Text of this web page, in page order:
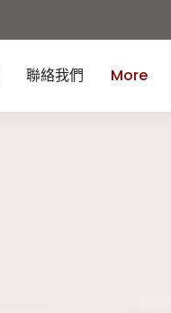
聯絡我們 More